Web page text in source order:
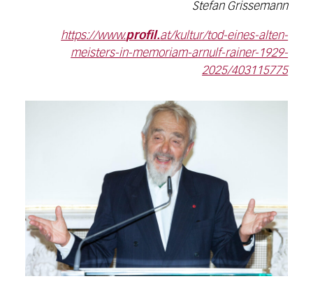
Stefan Grissemann
https://www.profil.at/kultur/tod-eines-alten-
meisters-in-memoriam-arnulf-rainer-1929-
2025/403115775